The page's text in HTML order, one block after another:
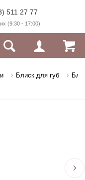
511 27 77
(9:30 - 17:00)
Блиск для губ